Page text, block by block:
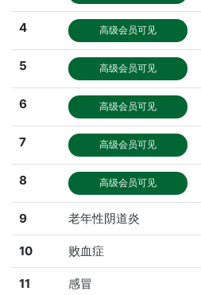
4 高级会员可见
5 高级会员可见
6 高级会员可见
7 高级会员可见
8 高级会员可见
9 老年性阴道炎
10 败血症
11 感冒